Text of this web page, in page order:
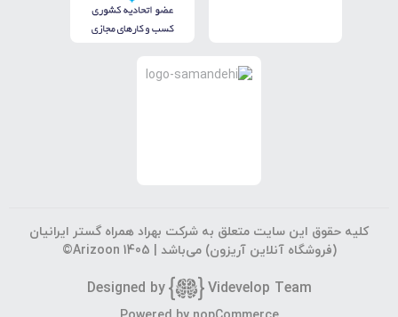
جستجوی پیشرفته
کلیه حقوق این سایت متعلق به شرکت بهراد همراه گستر ایرانیان
(فروشگاه آنلاین آریزون) می‌باشد | ©Arizoon 1405
Designed by Videvelop Team